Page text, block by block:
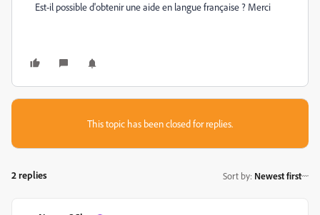
Est-il possible d'obtenir une aide en langue française ? Merci
This topic has been closed for replies.
2 replies Sort by: Newest first